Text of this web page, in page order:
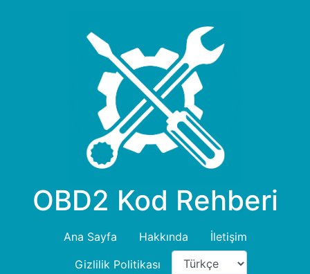
OBD2 Kod Rehberi
Ana Sayfa Hakkında
İletişim
Gizlilik Politikası